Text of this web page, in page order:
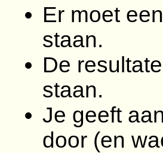
Er moet
staan.
De
staan.
Je geeft
door (en